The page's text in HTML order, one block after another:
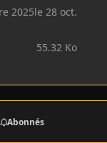
2025le 28 oct.
55.32 Ko
Abonnés